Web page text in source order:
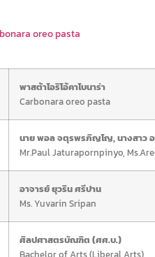
oreo pasta
พาสต้าโอริโอ้คาโบนาร่า
Carbonara oreo pasta
นาย พอล จตุรพรภิญโญ, นางสาว อ
Mr.Paul Jaturapornpinyo,
อาจารย์ ยุวริน ศรีปาน
Ms. Yuvarin Sripan
ศิลปศาสตรบัณฑิต (ศศ.บ.)